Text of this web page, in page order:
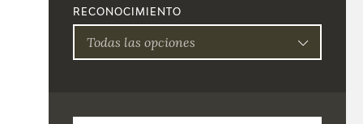
RECONOCIMIENTO
Todas las opciones